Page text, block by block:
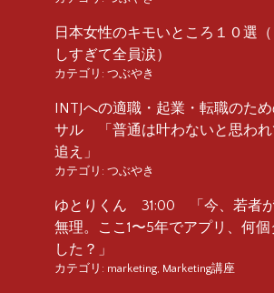
日本女性のキモいところ１０選
しすぎて全員涙）
カテゴリ: つぶやき
INTJへの適職・起業・転職のた
サル 「普通は叶わないと思われ
追え」
カテゴリ: つぶやき
ゆとりくん 31:00 「今、若者
無理。ここ1〜5年でアプリ、何
した？」
カテゴリ: marketing, Marketing講座